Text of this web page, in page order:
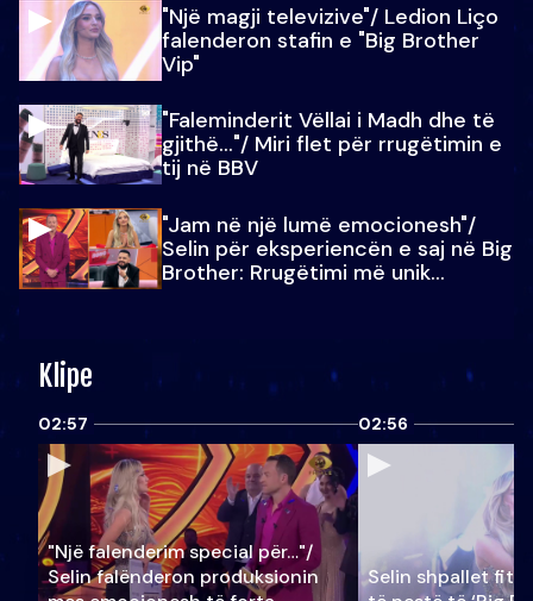
"Një magji televizive"/ Ledion Liço
falenderon stafin e "Big Brother
Vip"
"Faleminderit Vëllai i Madh dhe të
gjithë…"/ Miri flet për rrugëtimin e
tij në BBV
"Jam në një lumë emocionesh"/
Selin për eksperiencën e saj në Big
Brother: Rrugëtimi më unik…
Klipe
02:57
"Një falenderim special për…"/
Selin falënderon produksionin
02:56
Selin shpallet